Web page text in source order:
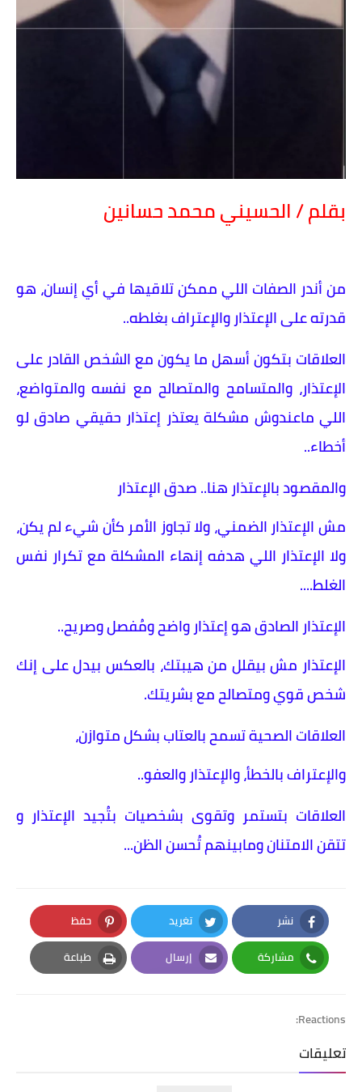
بقلم / الحسيني محمد حسانين
من أندر الصفات اللي ممكن تلاقيها في أي إنسان، هو
قدرته على الإعتذار والإعتراف بغلطه..
العلاقات بتكون أسهل ما يكون مع الشخص القادر على
الإعتذار، والمتسامح والمتصالح مع نفسه والمتواضع،
اللي ماعندوش مشكلة يعتذر إعتذار حقيقي صادق لو
أخطاء..
والمقصود بالإعتذار هنا.. صدق الإعتذار
مش الإعتذار الضمني، ولا تجاوز الأمر كأن شيء لم يكن،
ولا الإعتذار اللي هدفه إنهاء المشكلة مع تكرار نفس
الغلط....
الإعتذار الصادق هو إعتذار واضح ومُفصل وصريح..
الإعتذار مش بيقلل من هيبتك، بالعكس بيدل على إنك
شخص قوي ومتصالح مع بشريتك.
العلاقات الصحية تسمح بالعتاب بشكل متوازن،
والإعتراف بالخطأ، والإعتذار والعفو..
العلاقات بتستمر وتقوى بشخصيات بتُجيد الإعتذار و
تتقن الامتنان ومابينهم تُحسن الظن...
نشر
Facebook
تغريد
Twitter
حفظ
Pinterest
مشاركة
Whatsapp
إرسال
Email
طباعة
Print
Reactions:
تعليقات